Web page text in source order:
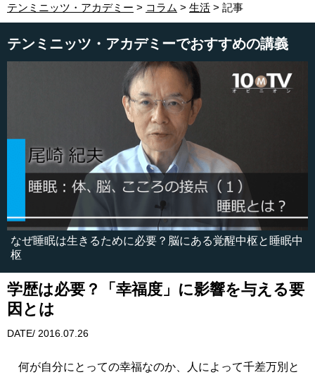
テンミニッツ・アカデミー コラム 生活 記事
テンミニッツ・アカデミーでおすすめの講義
なぜ睡眠は生きるために必要？脳にある覚醒中枢と睡眠中
枢
学歴は必要？「幸福度」に影響を与える要
因とは
DATE/ 2016.07.26
何が自分にとっての幸福なのか、人によって千差万別と